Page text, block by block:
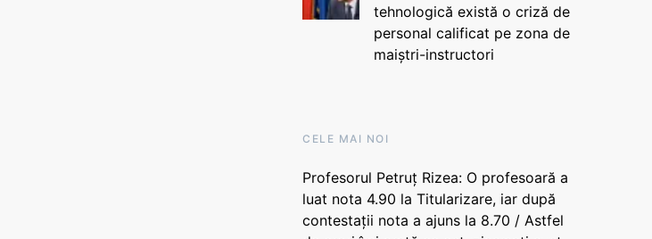
tehnologică există o criză de
personal calificat pe zona de
maiștri-instructori
CELE MAI NOI
Profesorul Petruț Rizea: O profesoară a
luat nota 4.90 la Titularizare, iar după
contestații nota a ajuns la 8.70 / Astfel